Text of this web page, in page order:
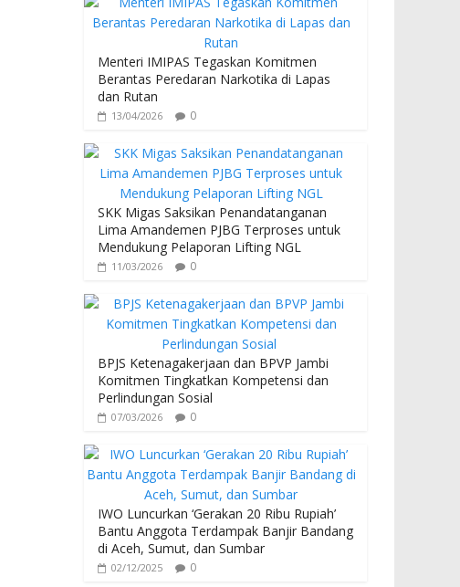
Menteri IMIPAS Tegaskan Komitmen
Berantas Peredaran Narkotika di Lapas
dan Rutan
13/04/2026 0
SKK Migas Saksikan Penandatanganan
Lima Amandemen PJBG Terproses untuk
Mendukung Pelaporan Lifting NGL
11/03/2026 0
BPJS Ketenagakerjaan dan BPVP Jambi
Komitmen Tingkatkan Kompetensi dan
Perlindungan Sosial
07/03/2026 0
IWO Luncurkan ‘Gerakan 20 Ribu Rupiah’
Bantu Anggota Terdampak Banjir Bandang
di Aceh, Sumut, dan Sumbar
02/12/2025 0